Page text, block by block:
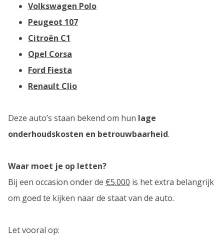
Volkswagen Polo
Peugeot 107
Citroën C1
Opel Corsa
Ford Fiesta
Renault Clio
Deze auto’s staan bekend om hun lage
onderhoudskosten en betrouwbaarheid.
Waar moet je op letten?
Bij een occasion onder de €5.000 is het extra belangrijk
om goed te kijken naar de staat van de auto.
Let vooral op: